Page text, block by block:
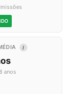
I
anos